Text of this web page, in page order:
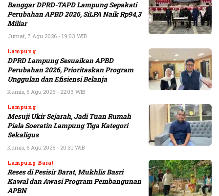
Banggar DPRD-TAPD Lampung Sepakati
Perubahan APBD 2026, SiLPA Naik Rp94,3
Miliar
Jumat, 7 Agu 2026 - 19:03 WIB
Lampung
DPRD Lampung Sesuaikan APBD
Perubahan 2026, Prioritaskan Program
Unggulan dan Efisiensi Belanja
Kamis, 6 Agu 2026 - 22:03 WIB
Lampung
Mesuji Ukir Sejarah, Jadi Tuan Rumah
Piala Soeratin Lampung Tiga Kategori
Sekaligus
Kamis, 6 Agu 2026 - 20:31 WIB
Lampung Barat
Reses di Pesisir Barat, Mukhlis Basri
Kawal dan Awasi Program Pembangunan
APBN